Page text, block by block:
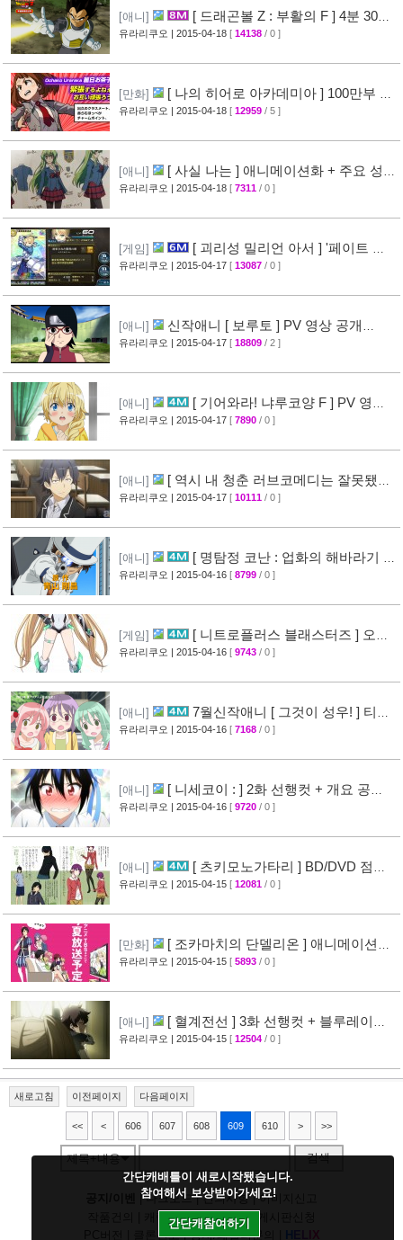
[애니]
[ 드래곤볼 Z : 부활의 F ] 4분 30초
스토리 영상 공개
[38]
유라리쿠오 | 2015-04-18 [ 14138 / 0 ]
[만화]
[ 나의 히어로 아카데미아 ] 100만부 돌
파 & 특설페이지 오픈 [44]
유라리쿠오 | 2015-04-18 [ 12959 / 5 ]
[애니]
[ 사실 나는 ] 애니메이션화 + 주요 성우
진 명단 공개 [32]
유라리쿠오 | 2015-04-18 [ 7311 / 0 ]
[게임]
[ 괴리성 밀리언 아서 ] '페이트 스
테이 나이트' 제휴 이벤트 정보
유라리쿠오 | 2015-04-17 [ 13087 / 0 ]
[애니]
신작애니 [ 보루토 ] PV 영상 공개
(BORUTO) [68]
유라리쿠오 | 2015-04-17 [ 18809 / 2 ]
[애니]
[ 기어와라! 냐루코양 F ] PV 영상
공개 [32]
유라리쿠오 | 2015-04-17 [ 7890 / 0 ]
[애니]
[ 역시 내 청춘 러브코메디는 잘못됐다
속 ] 3화 선행컷 + 개요 공개
유라리쿠오 | 2015-04-17 [ 10111 / 0 ]
[애니]
[ 명탐정 코난 : 업화의 해바라기 ]
CM 영상 공개 [40]
유라리쿠오 | 2015-04-16 [ 8799 / 0 ]
[게임]
[ 니트로플러스 블래스터즈 ] 오프
닝 영상 공개 [32]
유라리쿠오 | 2015-04-16 [ 9743 / 0 ]
[애니]
7월신작애니 [ 그것이 성우! ] 티저
영상 공개
[26]
유라리쿠오 | 2015-04-16 [ 7168 / 0 ]
[애니]
[ 니세코이 : ] 2화 선행컷 + 개요 공
개 [31]
유라리쿠오 | 2015-04-16 [ 9720 / 0 ]
[애니]
[ 츠키모노가타리 ] BD/DVD 점포
특전 일러스트 공개
[35]
유라리쿠오 | 2015-04-15 [ 12081 / 0 ]
[만화]
[ 조카마치의 단델리온 ] 애니메이션화
결정 [24]
유라리쿠오 | 2015-04-15 [ 5893 / 0 ]
[애니]
[ 혈계전선 ] 3화 선행컷 + 블루레이
CM 영상 공개 [20]
유라리쿠오 | 2015-04-15 [ 12504 / 0 ]
새로고침 이전페이지 다음페이지
<< < 606 607 608 609 610 > >>
제목+내용 검색
|다크모드|건의사항|이미지신고
캐릭건의|기타디비|
클론신고|정지/패널티문의 H X
간단캐배틀이 새로시작됐습니다.
참여해서 보상받아가세요!
간단캐참여하기